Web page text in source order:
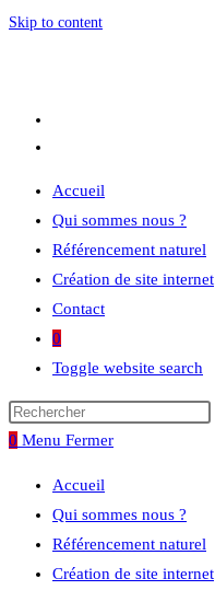
Skip to content
Accueil
Qui sommes nous ?
Référencement naturel
Création de site internet
Contact
0
Toggle website search
0 Menu Fermer
Accueil
Qui sommes nous ?
Référencement naturel
Création de site internet